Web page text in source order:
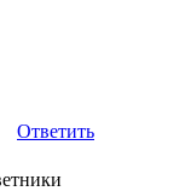
Ответить